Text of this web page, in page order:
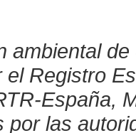
ambiental
Registro
España,
por las